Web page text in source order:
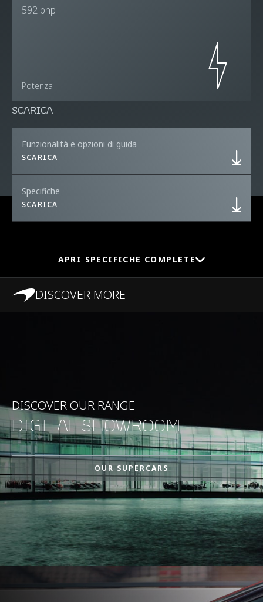
592 bhp
Potenza
SCARICA
Funzionalità e opzioni di guida
SCARICA
Specifiche
SCARICA
APRI SPECIFICHE COMPLETE
0-100 km/h (0-62
MPH)
2.9s
0-200 km/h (0-124
MPH)
8.4s
Potenza massima 600 PS (592 bhp)
Coppia massima 620Nm (457 lbft)
DISCOVER MORE
DISCOVER OUR RANGE
DIGITAL SHOWROOM
OUR SUPERCARS